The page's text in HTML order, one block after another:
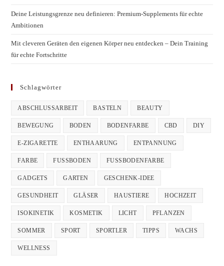
Deine Leistungsgrenze neu definieren: Premium-Supplements für echte
Ambitionen
Mit cleveren Geräten den eigenen Körper neu entdecken – Dein Training
für echte Fortschritte
Schlagwörter
ABSCHLUSSARBEIT BASTELN BEAUTY
BEWEGUNG BODEN BODENFARBE CBD DIY
E-ZIGARETTE ENTHAARUNG ENTPANNUNG
FARBE FUSSBODEN FUSSBODENFARBE
GADGETS GARTEN GESCHENK-IDEE
GESUNDHEIT GLÄSER HAUSTIERE HOCHZEIT
ISOKINETIK KOSMETIK LICHT PFLANZEN
SOMMER SPORT SPORTLER TIPPS WACHS
WELLNESS